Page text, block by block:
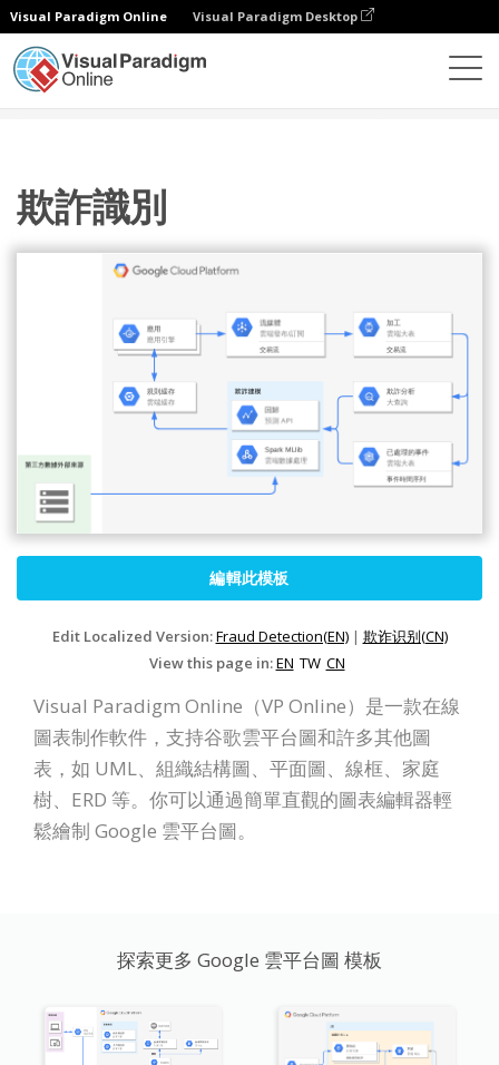
Visual Paradigm Online Visual Paradigm Desktop
欺詐識別
編輯此模板
Edit Localized Version:Fraud Detection(EN)| 欺诈识别(CN)
View this page in:EN TW CN
Visual Paradigm Online（VP Online）是一款在線
圖表制作軟件，支持谷歌雲平台圖和許多其他圖
表，如 UML、組織結構圖、平面圖、線框、家庭
樹、ERD 等。你可以通過簡單直觀的圖表編輯器輕
鬆繪制 Google 雲平台圖。
探索更多 Google 雲平台圖 模板